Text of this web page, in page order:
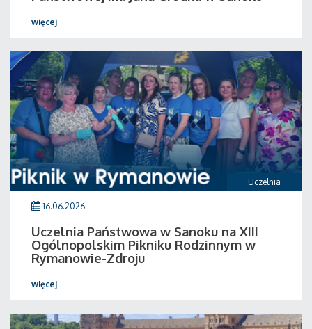
więcej
Uczelnia
16.06.2026
Uczelnia Państwowa w Sanoku na XIII
Ogólnopolskim Pikniku Rodzinnym w
Rymanowie-Zdroju
więcej